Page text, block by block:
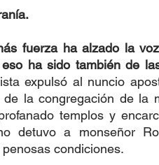
fuerza ha alzado la
ha sido también de
expulsó al nuncio
la congregación de la
templos y
detuvo a monseñor
condiciones.